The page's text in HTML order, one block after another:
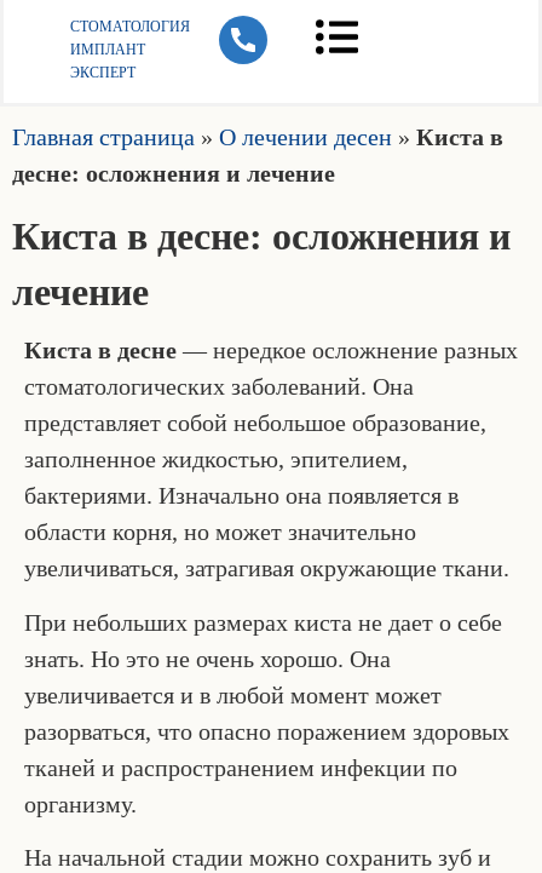
СТОМАТОЛОГИЯ
ИМПЛАНТ
ЭКСПЕРТ
Главная страница » О лечении десен » Киста в
десне: осложнения и лечение
Киста в десне: осложнения и
лечение
Киста в десне— нередкое осложнение разных
стоматологических заболеваний. Она
представляет собой небольшое образование,
заполненное жидкостью, эпителием,
бактериями. Изначально она появляется в
области корня, но может значительно
увеличиваться, затрагивая окружающие ткани.
При небольших размерах киста не дает о себе
знать. Но это не очень хорошо. Она
увеличивается и в любой момент может
разорваться, что опасно поражением здоровых
тканей и распространением инфекции по
организму.
На начальной стадии можно сохранить зуб и